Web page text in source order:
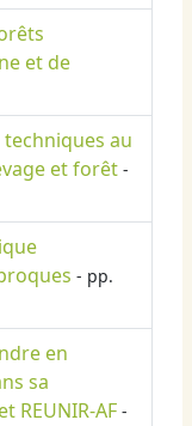
et de
au
et forêt -
- pp.
en
sa
REUNIR-AF -